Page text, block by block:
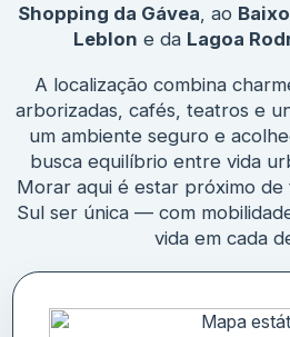
Shopping da Gávea , ao
Leblon e da Lagoa
A localização combina
arborizadas, cafés, teatros e
um ambiente seguro e
busca equilíbrio entre vida
Morar aqui é estar próximo
Sul ser única — com
vida em cada